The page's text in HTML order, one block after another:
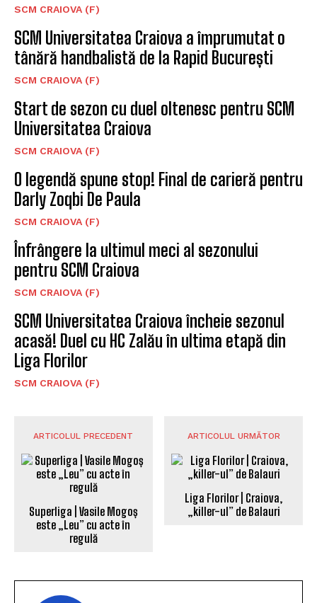
SCM CRAIOVA (F)
SCM Universitatea Craiova a împrumutat o
tânără handbalistă de la Rapid București
SCM CRAIOVA (F)
Start de sezon cu duel oltenesc pentru SCM
Universitatea Craiova
SCM CRAIOVA (F)
O legendă spune stop! Final de carieră pentru
Darly Zoqbi De Paula
SCM CRAIOVA (F)
Înfrângere la ultimul meci al sezonului
pentru SCM Craiova
SCM CRAIOVA (F)
SCM Universitatea Craiova încheie sezonul
acasă! Duel cu HC Zalău în ultima etapă din
Liga Florilor
SCM CRAIOVA (F)
ARTICOLUL PRECEDENT
Superliga | Vasile Mogoș
este „Leu” cu acte în
regulă
ARTICOLUL URMĂTOR
Liga Florilor | Craiova,
„killer-ul” de Balauri